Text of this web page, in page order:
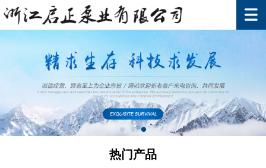
热门产品